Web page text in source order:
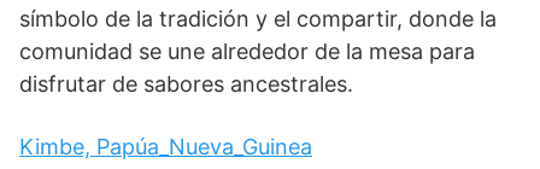
símbolo de la tradición y el compartir, donde la
comunidad se une alrededor de la mesa para
disfrutar de sabores ancestrales.
Kimbe, Papúa_Nueva_Guinea